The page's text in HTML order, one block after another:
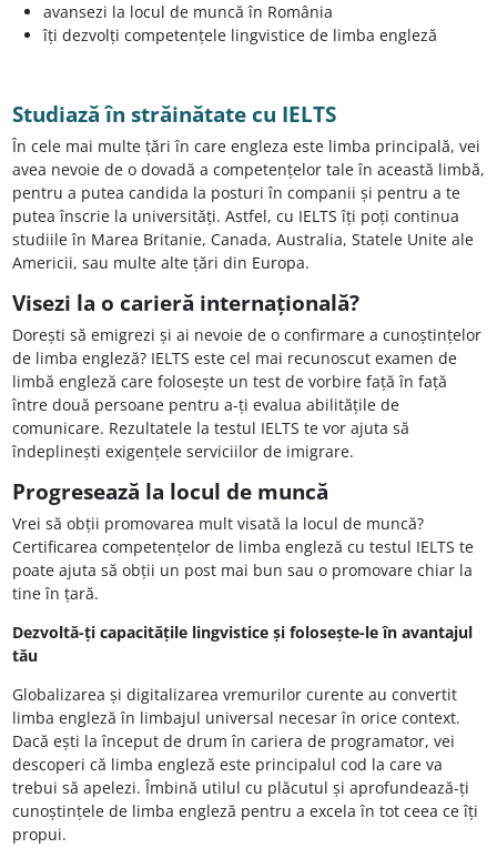
avansezi la locul de muncă în România
îți dezvolți competențele lingvistice de limba engleză
Studiază în străinătate cu IELTS
În cele mai multe țări în care engleza este limba principală, vei
avea nevoie de o dovadă a competențelor tale în această limbă,
pentru a putea candida la posturi în companii şi pentru a te
putea înscrie la universități. Astfel, cu IELTS îți poți continua
studiile în Marea Britanie, Canada, Australia, Statele Unite ale
Americii, sau multe alte țări din Europa.
Visezi la o carieră internațională?
Dorești să emigrezi și ai nevoie de o confirmare a cunoștințelor
de limba engleză? IELTS este cel mai recunoscut examen de
limbă engleză care folosește un test de vorbire față în față
între două persoane pentru a-ți evalua abilitățile de
comunicare. Rezultatele la testul IELTS te vor ajuta să
îndeplinești exigențele serviciilor de imigrare.
Progresează la locul de muncă
Vrei să obții promovarea mult visată la locul de muncă?
Certificarea competențelor de limba engleză cu testul IELTS te
poate ajuta să obții un post mai bun sau o promovare chiar la
tine în țară.
Dezvoltă-ți capacitățile lingvistice și folosește-le în avantajul
tău
Globalizarea și digitalizarea vremurilor curente au convertit
limba engleză în limbajul universal necesar în orice context.
Dacă ești la început de drum în cariera de programator, vei
descoperi că limba engleză este principalul cod la care va
trebui să apelezi. Îmbină utilul cu plăcutul și aprofundează-ți
cunoștințele de limba engleză pentru a excela în tot ceea ce îți
propui.